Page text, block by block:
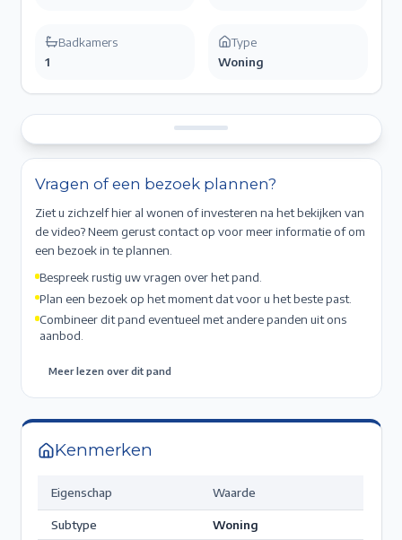
Badkamers
1
Type
Woning
Vragen of een bezoek plannen?
Ziet u zichzelf hier al wonen of investeren na het bekijken van
de video? Neem gerust contact op voor meer informatie of om
een bezoek in te plannen.
Bespreek rustig uw vragen over het pand.
Plan een bezoek op het moment dat voor u het beste past.
Combineer dit pand eventueel met andere panden uit ons
aanbod.
Meer lezen over dit pand
Kenmerken
Eigenschap Waarde
Subtype
Woning